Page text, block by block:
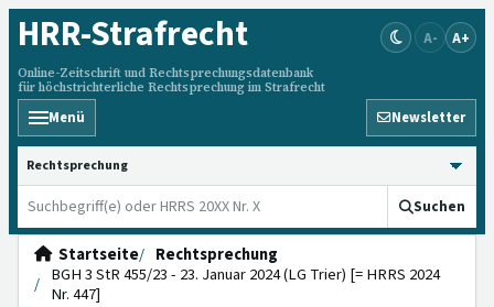
HRR-Strafrecht
Online-Zeitschrift und Rechtsprechungsdatenbank
für höchstrichterliche Rechtsprechung im Strafrecht
A- A+
Menü Newsletter
HRRS durchsuchen
Suchen
Startseite
Rechtsprechung
BGH 3 StR 455/23 - 23. Januar 2024 (LG Trier) [= HRRS 2024
Nr. 447]